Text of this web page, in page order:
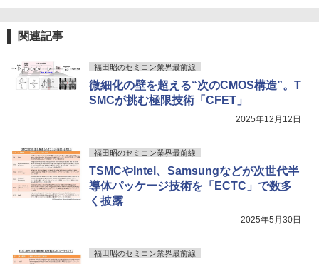
関連記事
福田昭のセミコン業界最前線
微細化の壁を超える“次のCMOS構造”。T
SMCが挑む極限技術「CFET」
2025年12月12日
福田昭のセミコン業界最前線
TSMCやIntel、Samsungなどが次世代半
導体パッケージ技術を「ECTC」で数多
く披露
2025年5月30日
福田昭のセミコン業界最前線